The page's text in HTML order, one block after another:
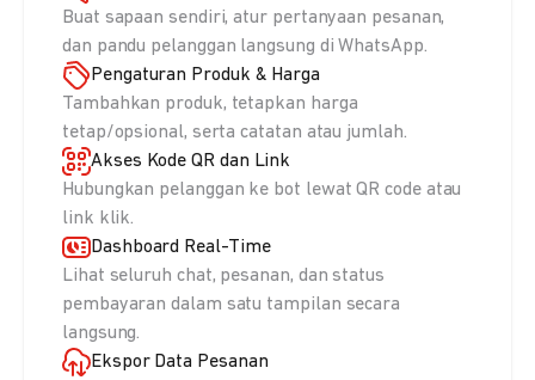
Buat sapaan sendiri, atur pertanyaan pesanan,
dan pandu pelanggan langsung di WhatsApp.
Pengaturan Produk & Harga
Tambahkan produk, tetapkan harga
tetap/opsional, serta catatan atau jumlah.
Akses Kode QR dan Link
Hubungkan pelanggan ke bot lewat QR code atau
link klik.
Dashboard Real-Time
Lihat seluruh chat, pesanan, dan status
pembayaran dalam satu tampilan secara
langsung.
Ekspor Data Pesanan